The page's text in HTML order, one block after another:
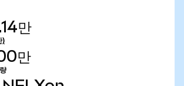
만
)
만